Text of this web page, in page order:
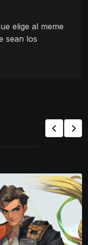
elige al meme
sean los